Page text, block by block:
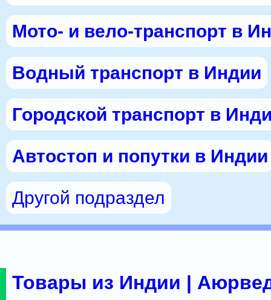
Мото- и вело-транспорт в
Водный транспорт в Индии
Городской транспорт в
Автостоп и попутки в Индии
Другой подраздел
Товары из Индии |